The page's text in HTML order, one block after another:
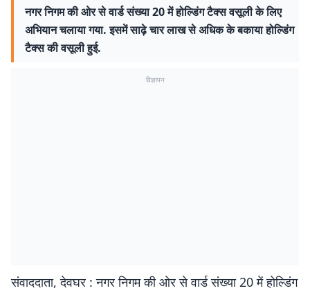
नगर निगम की ओर से वार्ड संख्या 20 में होल्डिंग टैक्स वसूली के लिए
अभियान चलाया गया. इसमें साढ़े चार लाख से अधिक के बकाया होल्डिंग
टैक्स की वसूली हुई.
विज्ञापन
संवाददाता, देवघर : नगर निगम की ओर से वार्ड संख्या 20 में होल्डिंग